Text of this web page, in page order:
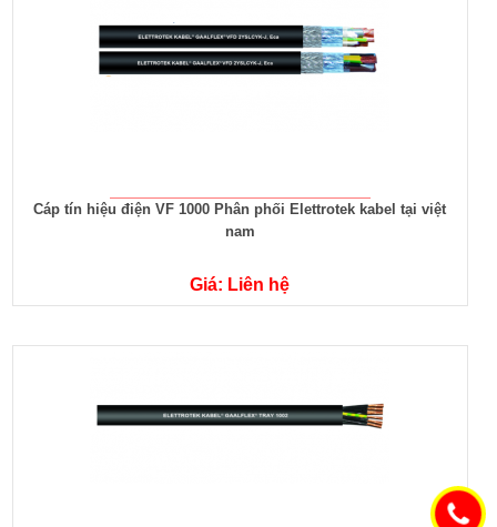
Cáp tín hiệu điện VF 1000 Phân phối Elettrotek kabel tại việt
nam
Giá: Liên hệ